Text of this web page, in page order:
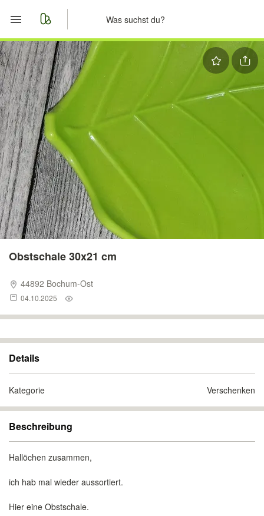
Start
Merkliste
Nachrichten
Anzeige aufgeben
Obstschale 30x21 cm
44892 Bochum-Ost
04.10.2025
Details
Kategorie Verschenken
Beschreibung
Hallöchen zusammen,
ich hab mal wieder aussortiert.
Hier eine Obstschale.